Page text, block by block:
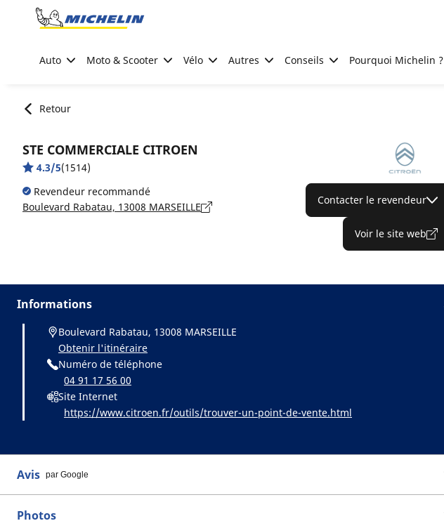
Go to page content
Auto Moto & Scooter Vélo Autres Conseils Pourquoi Michelin ?
Retour
STE COMMERCIALE CITROEN
4.3/5(1514)
Revendeur recommandé
Boulevard Rabatau, 13008 MARSEILLE
Contacter le revendeur
Voir le site web
Informations
Boulevard Rabatau, 13008 MARSEILLE
Obtenir l'itinéraire
Numéro de téléphone
04 91 17 56 00
Site Internet
https://www.citroen.fr/outils/trouver-un-point-de-vente.html
Avis par Google
Photos